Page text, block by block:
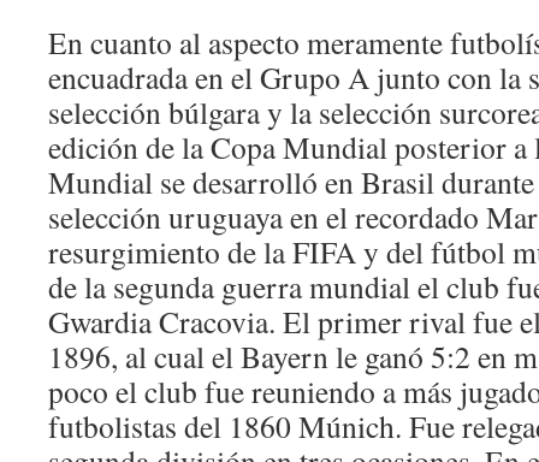
En cuanto al aspecto meramente
encuadrada en el Grupo A junto con la
selección búlgara y la selección
edición de la Copa Mundial posterior a
Mundial se desarrolló en Brasil
selección uruguaya en el recordado
resurgimiento de la FIFA y del fútbol
de la segunda guerra mundial el club
Gwardia Cracovia. El primer rival fue
1896, al cual el Bayern le ganó 5:2 en
poco el club fue reuniendo a más
futbolistas del 1860 Múnich. Fue